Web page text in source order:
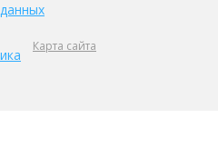
Карта сайта